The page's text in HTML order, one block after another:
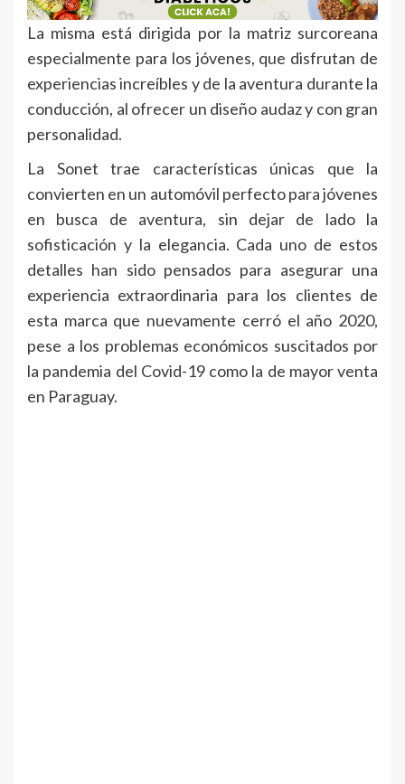
La misma está dirigida por la matriz surcoreana
especialmente para los jóvenes, que disfrutan de
experiencias increíbles y de la aventura durante la
conducción, al ofrecer un diseño audaz y con gran
personalidad.
La Sonet trae características únicas que la
convierten en un automóvil perfecto para jóvenes
en busca de aventura, sin dejar de lado la
sofisticación y la elegancia. Cada uno de estos
detalles han sido pensados para asegurar una
experiencia extraordinaria para los clientes de
esta marca que nuevamente cerró el año 2020,
pese a los problemas económicos suscitados por
la pandemia del Covid-19 como la de mayor venta
en Paraguay.